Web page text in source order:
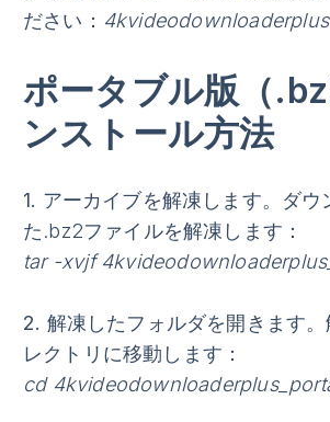
ださい： 4kvideodownloaderplus
ポータブル版（
ンストール方法
1. アーカイブを解凍します。ダウ
た.bz2ファイルを解凍します：
tar -xvjf
2. 解凍したフォルダを開きます
レクトリに移動します：
cd